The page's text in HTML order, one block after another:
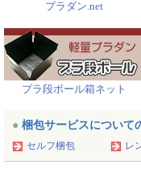
プラダン.net
プラ段ボール箱ネット
● 梱包サービスについて
セルフ梱包 レ